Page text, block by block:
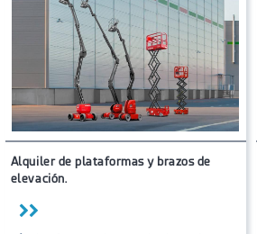
Alquiler de plataformas y brazos de
elevación.